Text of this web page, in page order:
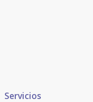
Servicios